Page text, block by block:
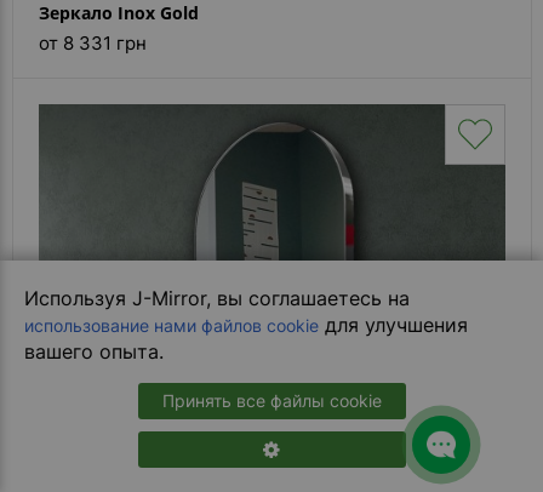
Используя J-Mirror, вы соглашаетесь на
использование нами файлов cookie для улучшения
вашего опыта.
Принять все файлы cookie
Зеркало Inox Gold
от 8 331 грн